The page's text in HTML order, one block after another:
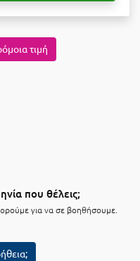
τιμή
που θέλεις;
για να σε βοηθήσουμε.